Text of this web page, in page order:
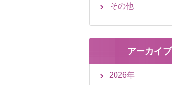
その他
アーカイブ
2026年